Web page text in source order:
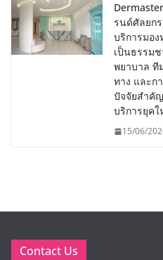
รนด์ศัลยก
บริการมอ
เป็นธรรม
พยาบาล ที
ทาง และก
ปัจจัยสำคั
บริการยุคใ
15/06/
Contact Us